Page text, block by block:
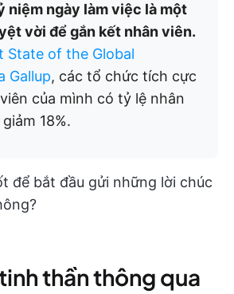
niệm ngày làm việc là một
vời để gắn kết nhân viên.
State of the Global
Gallup, các tổ chức tích cực
của mình có tỷ lệ nhân
18%.
để bắt đầu gửi những lời chúc
thần thông qua